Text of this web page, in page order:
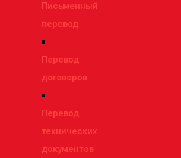
Письменный
перевод
Перевод
договоров
Перевод
технических
документов